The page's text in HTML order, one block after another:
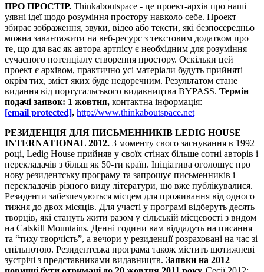
ПРО ПРОСТІР. Thinkaboutspace - це проект-архів про наші
уявні ідеї щодо розуміння простору навколо себе. Проект
збирає зображення, звуки, відео або тексти, які безпосередньо
можна завантажити на веб-ресурс з текстовим додатком про
те, що для вас як автора артпісу є необхідним для розуміння
сучасного потенціалу створення простору. Оскільки цей
проект є архівом, практично усі матеріали будуть прийняті
окрім тих, зміст яких буде недоречним. Результатом стане
видання від португальського видавництва BYPASS. Термін
подачі заявок: 1 жовтня, контактна інформація:
[email protected], http://www.thinkaboutspace.net
РЕЗИДЕНЦІЯ ДЛЯ ПИСЬМЕННИКІВ LEDIG HOUSE
INTERNATIONAL 2012. З моменту свого заснування в 1992
році, Ledig House прийняв у своїх стінах більше сотні авторів і
перекладачів з більш як 50-ти країн. Ініціатива оголошує про
нову резидентську програму та запрошує письменників і
перекладачів різного виду літератури, що вже публікувалися.
Резиденти забезпечуються місцем для проживання від одного
тижня до двох місяців. Для участі у програмі відберуть десять
творців, які стануть жити разом у сільській місцевості з видом
на Catskill Mountains. Денні години вам віддадуть на писання
та “тиху творчість”, а вечори у резиденції розраховані на час зі
спільнотою. Резидентська програма також містить щотижневі
зустрічі з представниками видавництв. Заявки на 2012